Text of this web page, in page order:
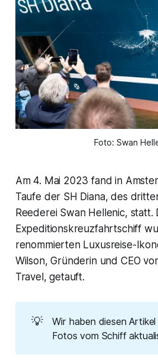
Foto: Swan
Am 4. Mai 2023 fand in
Taufe der SH Diana, des
Reederei Swan Hellenic, statt.
Expeditionskreuzfahrtschiff
renommierten Luxusreise-
Wilson, Gründerin und CEO
Travel, getauft.
💡
Wir haben diesen
Fotos vom Schiff